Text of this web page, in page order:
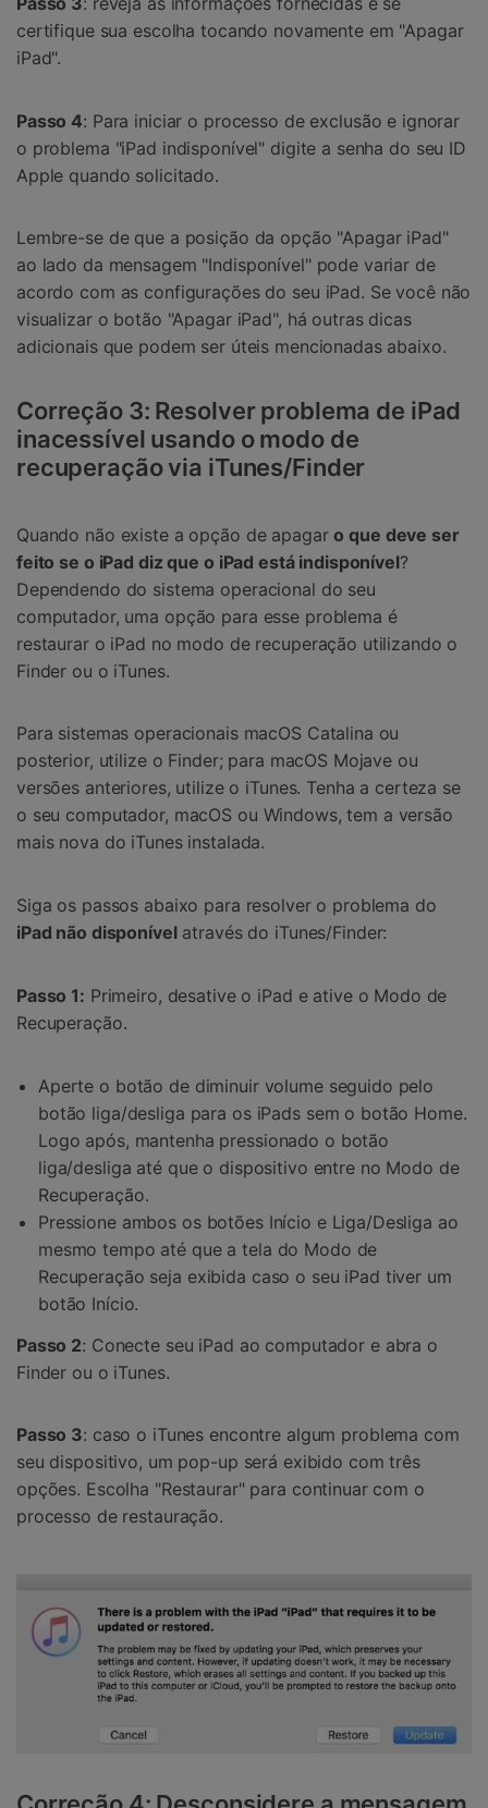
certifique sua escolha tocando novamente em "Apagar
iPad".
Passo 4: Para iniciar o processo de exclusão e ignorar
o problema "iPad indisponível" digite a senha do seu ID
Apple quando solicitado.
Lembre-se de que a posição da opção "Apagar iPad"
ao lado da mensagem "Indisponível" pode variar de
acordo com as configurações do seu iPad. Se você não
visualizar o botão "Apagar iPad", há outras dicas
adicionais que podem ser úteis mencionadas abaixo.
Correção 3: Resolver problema de iPad
inacessível usando o modo de
recuperação via iTunes/Finder
Quando não existe a opção de apagaro que deve ser
feito se o iPad diz que o iPad está indisponível?
Dependendo do sistema operacional do seu
computador, uma opção para esse problema é
restaurar o iPad no modo de recuperação utilizando o
Finder ou o iTunes.
Para sistemas operacionais macOS Catalina ou
posterior, utilize o Finder; para macOS Mojave ou
versões anteriores, utilize o iTunes. Tenha a certeza se
o seu computador, macOS ou Windows, tem a versão
mais nova do iTunes instalada.
Siga os passos abaixo para resolver o problema do
iPad não disponívelatravés do iTunes/Finder:
Passo 1: Primeiro, desative o iPad e ative o Modo de
Recuperação.
Aperte o botão de diminuir volume seguido pelo
botão liga/desliga para os iPads sem o botão Home.
Logo após, mantenha pressionado o botão
liga/desliga até que o dispositivo entre no Modo de
Recuperação.
Pressione ambos os botões Início e Liga/Desliga ao
mesmo tempo até que a tela do Modo de
Recuperação seja exibida caso o seu iPad tiver um
botão Início.
Passo 2: Conecte seu iPad ao computador e abra o
Finder ou o iTunes.
Passo 3: caso o iTunes encontre algum problema com
seu dispositivo, um pop-up será exibido com três
opções. Escolha "Restaurar" para continuar com o
processo de restauração.